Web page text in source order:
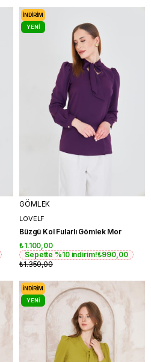
GÖMLEK
LOVELF
Büzgü Kol Fularlı Gömlek Mor
₺1.100,00
Sepette %10 indirim!₺990,00
₺1.350,00
İNDIRIM
YENI
İNDIRIM
YENI